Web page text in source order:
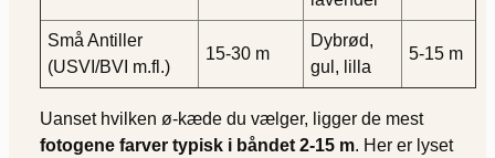
Små Antiller
(USVI/BVI m.fl.)
15-30 m
Dybrød,
gul, lilla
5-15 m
Uanset hvilken ø-kæde du vælger, ligger de mest
fotogene farver typisk i båndet 2-15 m. Her er lyset